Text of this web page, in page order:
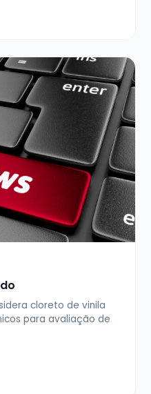
cloreto de vinila
para avaliação de